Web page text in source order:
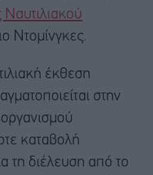
Ναυτιλιακού
Ντομίνγκες.
έκθεση
στην
καταβολή
τη διέλευση από το